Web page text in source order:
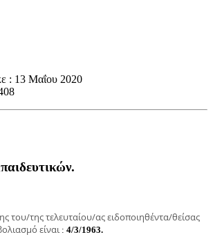
: 13 Μαΐου 2020
του/της τελευταίου/ας ειδοποιηθέντα/θείσας
είναι: 4/3/1963.